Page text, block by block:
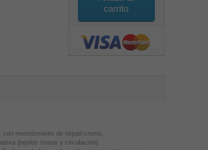
carrito
revestimiento de niquel-cromo.
(tejidos óseos y circulación).